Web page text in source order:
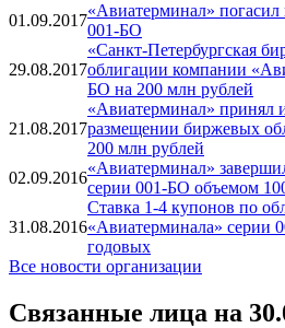
01.09.2017
«Авиатерминал»
001-БО
29.08.2017
«Санкт-Петербургская
облигации компании
БО на 200 млн рублей
21.08.2017
«Авиатерминал» принял
размещении биржевых
200 млн рублей
02.09.2016
«Авиатерминал»
серии 001-БО объемом
31.08.2016
Ставка 1-4 купонов по
«Авиатерминала» серии
годовых
Все новости организации
Связанные лица на